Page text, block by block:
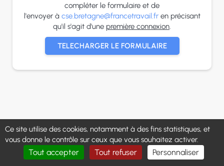
compléter le formulaire et de
l'envoyer à cse.bretagne@francetravail.fren précisant
qu'il s'agit d'une première connexion.
TELECHARGER LE FORMULAIRE
Ce site utilise des cookies, notamment à des fins statistiques, et
vous donne le contrôle sur ceux que vous souhaitez activer.
Tout accepter Tout refuser Personnaliser